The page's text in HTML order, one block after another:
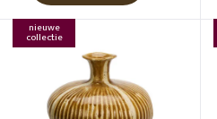
nieuwe
collectie